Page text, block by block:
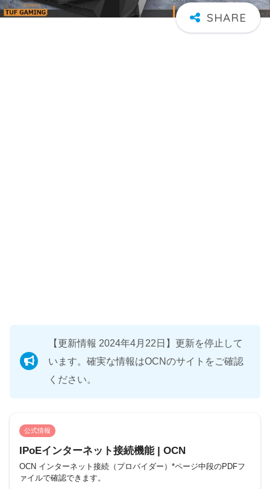
【更新情報 2024年4月22日】更新を停止して
います。確実な情報はOCNのサイトをご確認
ください。
公式情報
IPoEインターネット接続機能 | OCN
OCN インターネット接続（プロバイダー）*ページ中段のPDFフ
ァイルで確認できます。